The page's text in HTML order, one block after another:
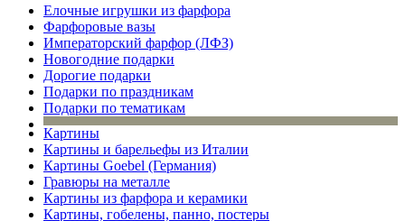
Елочные игрушки из фарфора
Фарфоровые вазы
Императорский фарфор (ЛФЗ)
Новогодние подарки
Дорогие подарки
Подарки по праздникам
Подарки по тематикам
Картины
Картины и барельефы из Италии
Картины Goebel (Германия)
Гравюры на металле
Картины из фарфора и керамики
Картины, гобелены, панно, постеры